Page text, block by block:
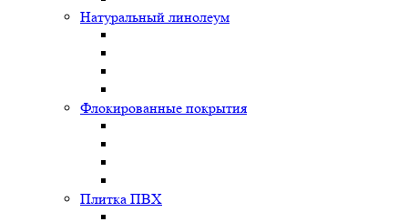
Натуральный линолеум
Флокированные покрытия
Плитка ПВХ